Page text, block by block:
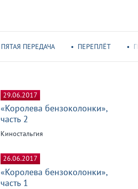
ПЯТАЯ ПЕРЕДАЧА ПЕРЕПЛЁТ
29.06.2017
«Королева бензоколонки»,
часть 2
Киностальгия
26.06.2017
«Королева бензоколонки»,
часть 1